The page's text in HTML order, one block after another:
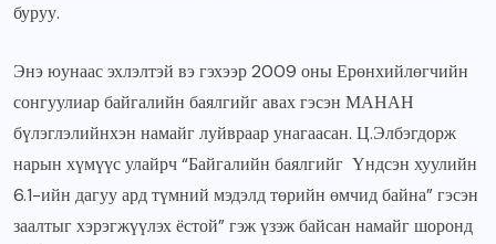
буруу.
Энэ юунаас эхлэлтэй вэ гэхээр 2009 оны Ерөнхийлөгчийн
сонгуулиар байгалийн баялгийг авах гэсэн МАНАН
бүлэглэлийнхэн намайг луйвраар унагаасан. Ц.Элбэгдорж
нарын хүмүүс улайрч “Байгалийн баялгийг Үндсэн хуулийн
6.1-ийн дагуу ард түмний мэдэлд төрийн өмчид байна” гэсэн
заалтыг хэрэгжүүлэх ёстой” гэж үзэж байсан намайг шоронд